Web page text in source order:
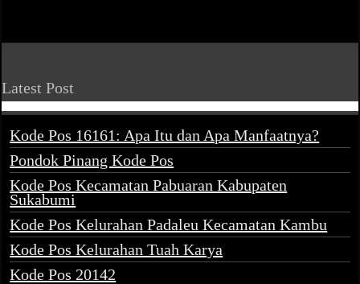
Latest Post
Kode Pos 16161: Apa Itu dan Apa Manfaatnya?
Pondok Pinang Kode Pos
Kode Pos Kecamatan Pabuaran Kabupaten
Sukabumi
Kode Pos Kelurahan Padaleu Kecamatan Kambu
Kode Pos Kelurahan Tuah Karya
Kode Pos 20142